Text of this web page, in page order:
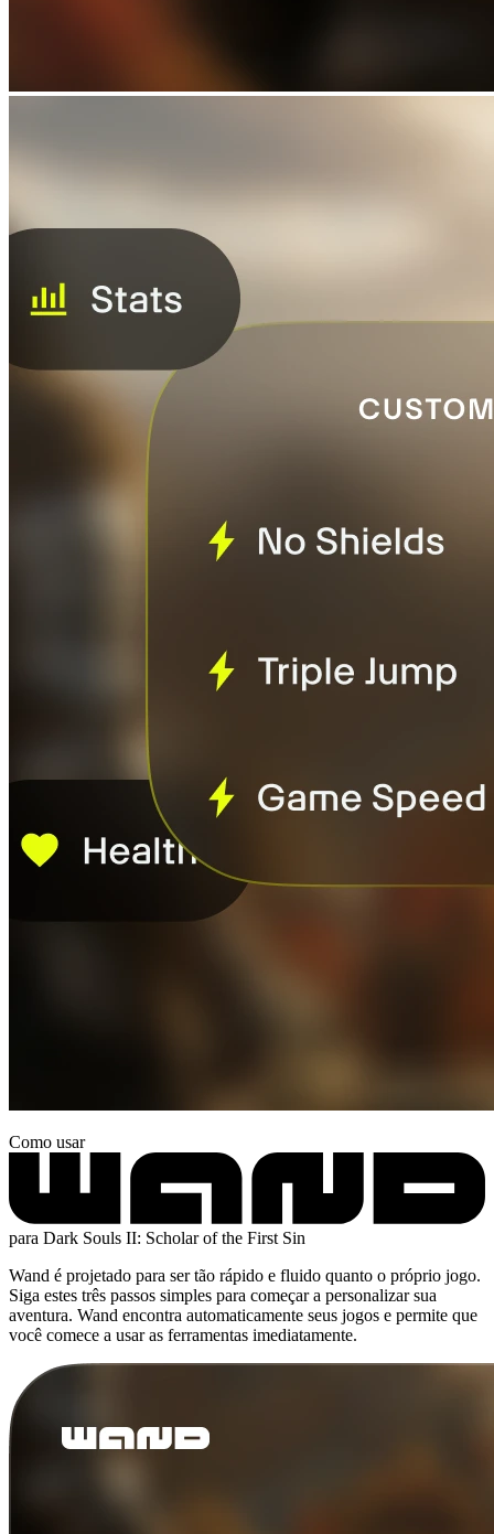
Como usar
para Dark Souls II: Scholar of the First Sin
Wand é projetado para ser tão rápido e fluido quanto o próprio jogo.
Siga estes três passos simples para começar a personalizar sua
aventura. Wand encontra automaticamente seus jogos e permite que
você comece a usar as ferramentas imediatamente.